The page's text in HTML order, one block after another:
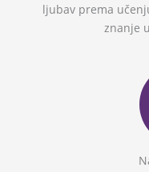
ljubav prema
znanje